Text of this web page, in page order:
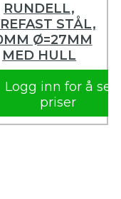
RUNDELL,
STÅL,
Ø=27MM
MED HULL
Logg inn for å se
priser